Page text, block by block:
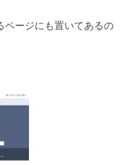
ページにも置いてあるの